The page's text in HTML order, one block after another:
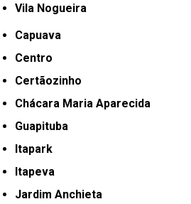
Vila Nogueira
Capuava
Centro
Certãozinho
Chácara Maria Aparecida
Guapituba
Itapark
Itapeva
Jardim Anchieta